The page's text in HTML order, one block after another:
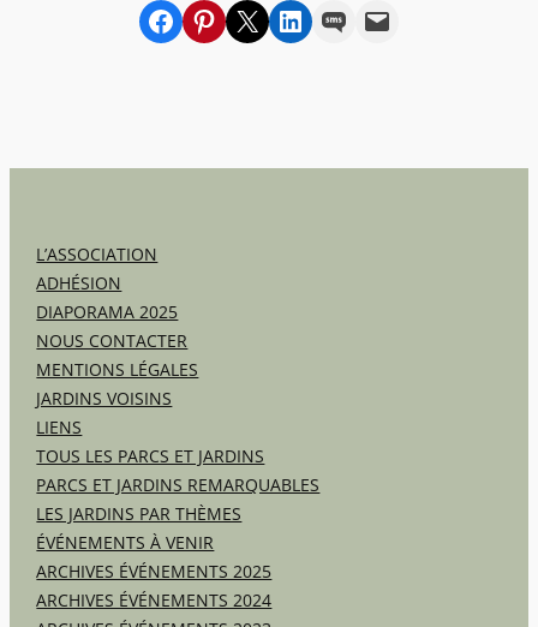
Partager sur Facebook
sur Pinterest
sur X sur LinkedIn
par SMSpar e-mail
L’ASSOCIATION
ADHÉSION
DIAPORAMA 2025
NOUS CONTACTER
MENTIONS LÉGALES
JARDINS VOISINS
LIENS
TOUS LES PARCS ET JARDINS
PARCS ET JARDINS REMARQUABLES
LES JARDINS PAR THÈMES
ÉVÉNEMENTS À VENIR
ARCHIVES ÉVÉNEMENTS 2025
ARCHIVES ÉVÉNEMENTS 2024